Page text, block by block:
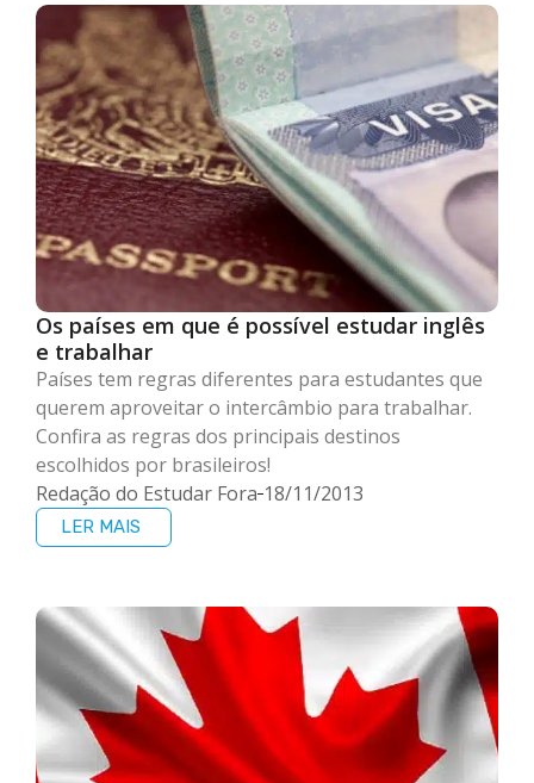
Os países em que é possível estudar inglês
e trabalhar
Países tem regras diferentes para estudantes que
querem aproveitar o intercâmbio para trabalhar.
Confira as regras dos principais destinos
escolhidos por brasileiros!
Redação do Estudar Fora 18/11/2013
LER MAIS